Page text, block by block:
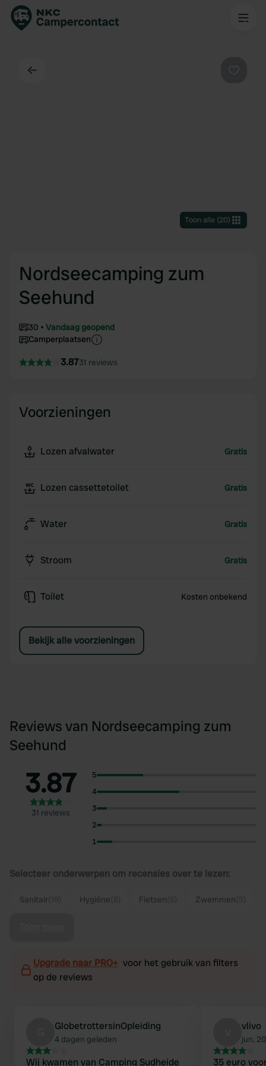
Toon alle(20)
Nordseecamping zum
Seehund
30
Vandaag geopend
Camperplaatsen
3.8731 reviews
Voorzieningen
Lozen afvalwater Gratis
Lozen cassettetoilet Gratis
Water Gratis
Stroom Gratis
Toilet Kosten onbekend
Bekijk alle voorzieningen
Reviews van Nordseecamping zum
Seehund
3.87
31 reviews
5
4
3
2
1
Selecteer onderwerpen om recensies over te lezen:
Sanitair Hygiëne Fietsen Zwemmen
Upgrade naar PRO+ voor het gebruik van filters
op de reviews
GlobetrottersinOpleiding
4 dagen geleden
Wij kwamen van Camping Sudheide
vlivo
jun.
35 euro